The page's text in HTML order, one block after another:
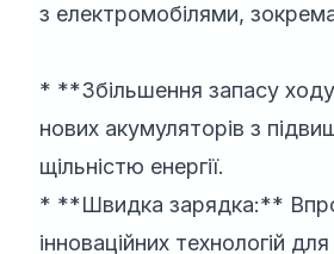
з електромобілями,
* **Збільшення запасу
нових акумуляторів з
щільністю енергії.
* **Швидка зарядка:**
інноваційних технологій